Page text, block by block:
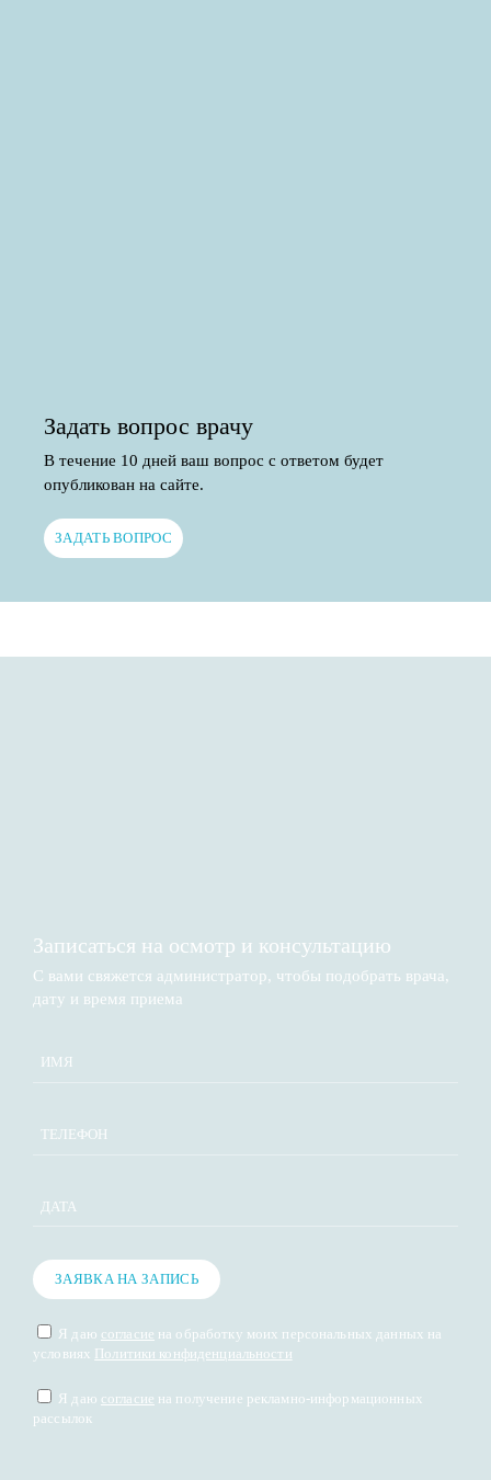
Задать вопрос врачу
В течение 10 дней ваш вопрос с ответом будет
опубликован на сайте.
ЗАДАТЬ ВОПРОС
Записаться на осмотр и консультацию​
С вами свяжется администратор, чтобы подобрать врача,
дату и время приема​
ДАТА
ЗАЯВКА НА ЗАПИСЬ
Я даю согласие на обработку моих персональных данных на
условиях Политики конфиденциальности
Я даю согласие на получение рекламно-информационных
рассылок